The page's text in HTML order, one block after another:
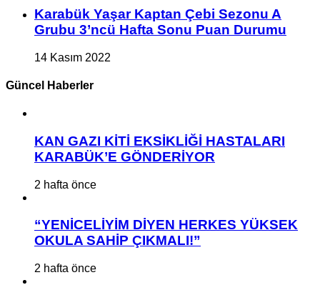
Karabük Yaşar Kaptan Çebi Sezonu A
Grubu 3’ncü Hafta Sonu Puan Durumu
14 Kasım 2022
Güncel Haberler
KAN GAZI KİTİ EKSİKLİĞİ HASTALARI
KARABÜK’E GÖNDERİYOR
2 hafta önce
“YENİCELİYİM DİYEN HERKES YÜKSEK
OKULA SAHİP ÇIKMALI!”
2 hafta önce